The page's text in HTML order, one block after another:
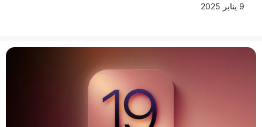
9 يناير 2025